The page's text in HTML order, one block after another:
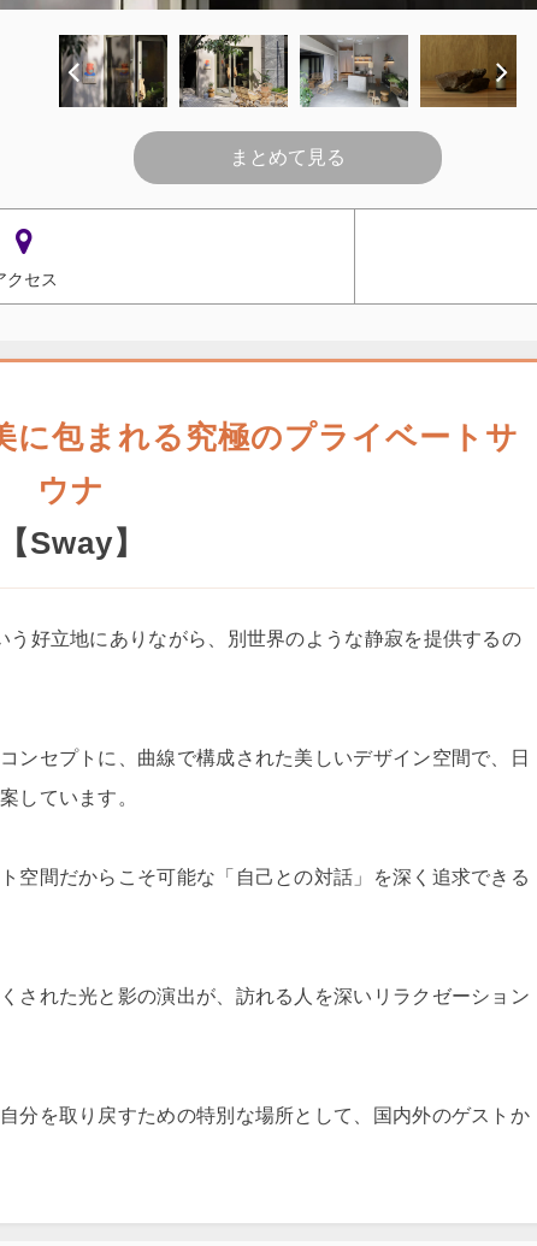
まとめて見る
クセス
に包まれる究極のプライベートサ
ウナ
【Sway】
好立地にありながら、別世界のような静寂を提供するの
ンセプトに、曲線で構成された美しいデザイン空間で、日
しています。
空間だからこそ可能な「自己との対話」を深く追求できる
された光と影の演出が、訪れる人を深いリラクゼーション
分を取り戻すための特別な場所として、国内外のゲストか